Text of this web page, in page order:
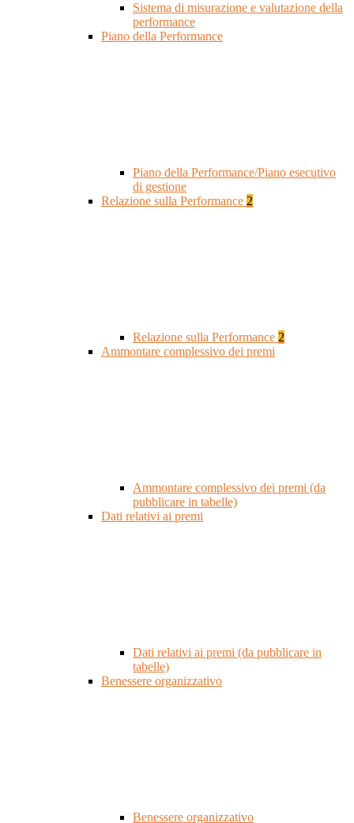
Sistema di misurazione e valutazione della
performance
Piano della Performance
Piano della Performance/Piano esecutivo
di gestione
Relazione sulla Performance 2
Relazione sulla Performance 2
Ammontare complessivo dei premi
Ammontare complessivo dei premi (da
pubblicare in tabelle)
Dati relativi ai premi
Dati relativi ai premi (da pubblicare in
tabelle)
Benessere organizzativo
Benessere organizzativo